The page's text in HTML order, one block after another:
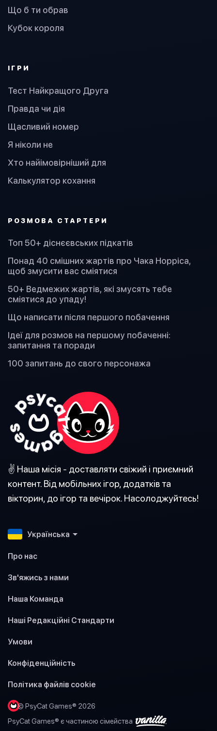
Що б ти обрав
Кубок короля
ІГРИ
Тест Найкращого Друга
Правда чи дія
Щасливий номер
Я ніколи не
Хто найімовірніший для
Калькулятор кохання
PОЗМОВА СТАРТЕРИ
Топ 50+ діснєєвських підкатів
Понад 40 смішних жартів про Чака Норріса,
щоб змусити вас сміятися
50+ Ведмежих жартів, які змусять тебе
сміятися до упаду!
Що написати після першого побачення
Ідеї для розмов на першому побаченні:
запитання та поради
100 запитань до свого персонажа
✌️ Наша місія - доставляти свіжий і приємний
контент. Від мобільних ігор, додатків та
вікторин, до ігор та вечірок. Насолоджуйтесь!
Українська
Про нас
Зв'яжись з нами
Наша Команда
Наші Редакційні Стандарти
Умови
Конфіденційність
Політика файлів cookie
© PsyCat Games® 2026
PsyCat Games® є частиною сімейства